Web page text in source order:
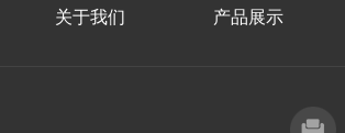
关于我们 产品展示